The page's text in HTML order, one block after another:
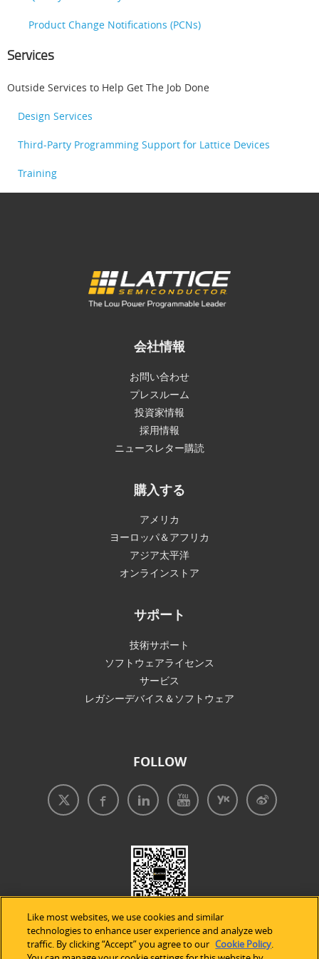
Product Change Notifications (PCNs)
Services
Outside Services to Help Get The Job Done
Design Services
Third-Party Programming Support for Lattice Devices
Training
会社情報
お問い合わせ
プレスルーム
投資家情報
採用情報
ニュースレター購読
購入する
アメリカ
ヨーロッパ＆アフリカ
アジア太平洋
オンラインストア
サポート
技術サポート
ソフトウェアライセンス
サービス
レガシーデバイス＆ソフトウェア
FOLLOW
Like most websites, we use cookies and similar
technologies to enhance user experience and analyze web
traffic. By clicking “Accept” you agree to our Cookie Policy.